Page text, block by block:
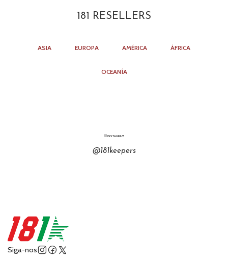
181 RESELLERS
ASIA EUROPA AMÉRICA ÁFRICA
OCEANÍA
INSTAGRAM
@181keepers
Siga-nos